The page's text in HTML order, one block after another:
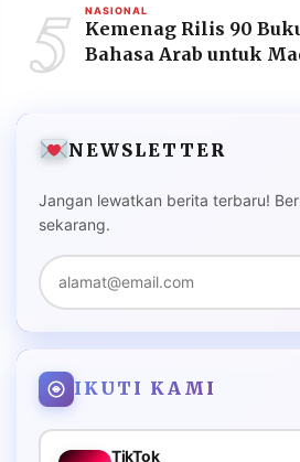
5 NASIONAL
Kemenag Rilis 90
Bahasa Arab untuk
NEWSLETTER
Jangan lewatkan berita terbaru!
sekarang.
IKUTI KAMI
TikTok